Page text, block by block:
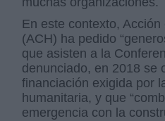
En este contexto,
(ACH) ha pedido
que asisten a la
denunciado, en 2018 se
financiación exigida por
humanitaria, y que
emergencia con la